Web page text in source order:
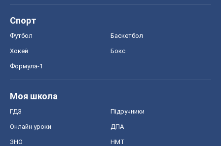
Спорт
Футбол Баскетбол
Хокей Бокс
Формула-1
Моя школа
ГДЗ Підручники
Онлайн уроки ДПА
ЗНО НМТ